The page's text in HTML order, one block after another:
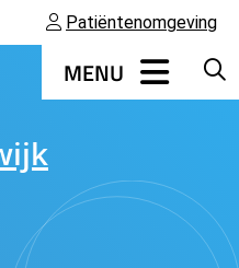
Patiëntenomgeving
Hoofdmenu
MENU